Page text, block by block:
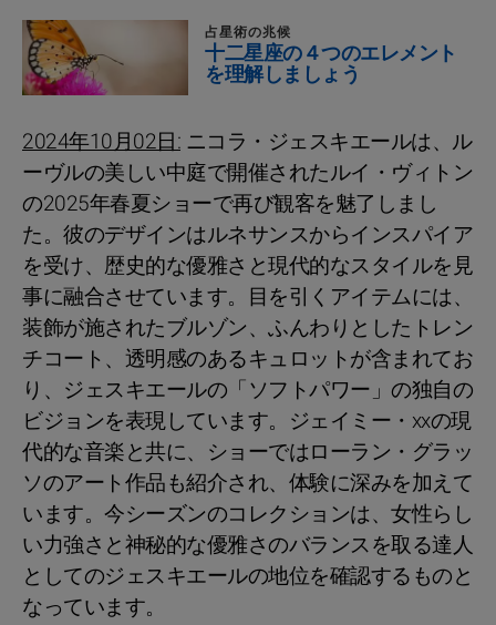
占星術の兆候
十二星座の４つのエレメント
を理解しましょう
2024年10月02日: ニコラ・ジェスキエールは、ル
ーヴルの美しい中庭で開催されたルイ・ヴィトン
の2025年春夏ショーで再び観客を魅了しまし
た。彼のデザインはルネサンスからインスパイア
を受け、歴史的な優雅さと現代的なスタイルを見
事に融合させています。目を引くアイテムには、
装飾が施されたブルゾン、ふんわりとしたトレン
チコート、透明感のあるキュロットが含まれてお
り、ジェスキエールの「ソフトパワー」の独自の
ビジョンを表現しています。ジェイミー・xxの現
代的な音楽と共に、ショーではローラン・グラッ
ソのアート作品も紹介され、体験に深みを加えて
います。今シーズンのコレクションは、女性らし
い力強さと神秘的な優雅さのバランスを取る達人
としてのジェスキエールの地位を確認するものと
なっています。